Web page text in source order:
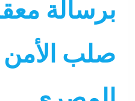
برسالة
صلب الأمن